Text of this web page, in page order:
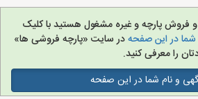
و فروش پارچه و غیره مشغول هستید با کلیک
در این صفحهدر سایت «پارچه فروشی ها»
را معرفی کنید.
و نام شما در این صفحه